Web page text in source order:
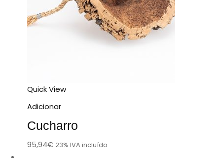
Quick View
Adicionar
Cucharro
95,94€ 23% IVA incluído